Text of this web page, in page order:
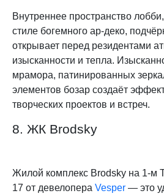
Внутреннее пространство
стиле богемного ар-деко,
открывает перед резидентами
изысканности и тепла.
мрамора, патинированных
элементов бозар создаёт
творческих проектов и встреч.
8. ЖК Brodsky
Жилой комплекс Brodsky на 1-м
17 от девелопера Vesper — это